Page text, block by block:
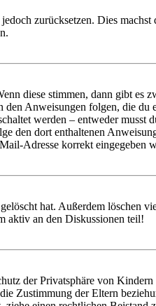
zurücksetzen. Dies
diese stimmen, dann gibt es
Anweisungen folgen, die
werden – entweder musst
dort enthaltenen
Adresse korrekt eingegeben
hat. Außerdem löschen
aktiv an den Diskussionen teil!
der Privatsphäre von
Zustimmung der Eltern